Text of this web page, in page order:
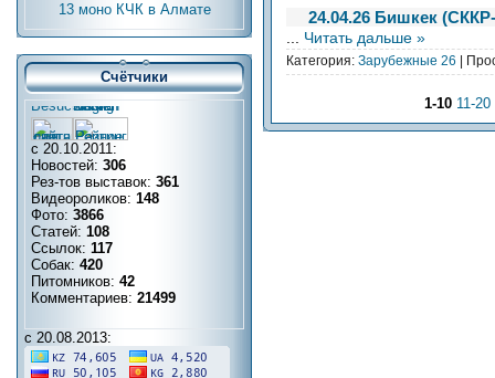
13 моно КЧК в Алмате
Счётчики
с 20.10.2011:
Новостей: 306
Рез-тов выставок: 361
Видеороликов: 148
Фото: 3866
Статей: 108
Ссылок: 117
Собак: 420
Питомников: 42
Комментариев: 21499
с 20.08.2013:
24.04.26 Бишкек
Читать дальше »
Категория: Зарубежные 26 |
1-10 11-20